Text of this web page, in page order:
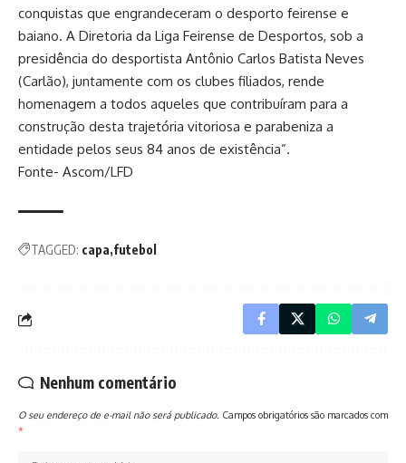
conquistas que engrandeceram o desporto feirense e
baiano. A Diretoria da Liga Feirense de Desportos, sob a
presidência do desportista Antônio Carlos Batista Neves
(Carlão), juntamente com os clubes filiados, rende
homenagem a todos aqueles que contribuíram para a
construção desta trajetória vitoriosa e parabeniza a
entidade pelos seus 84 anos de existência”.
Fonte- Ascom/LFD
TAGGED: capa futebol
Nenhum comentário
O seu endereço de e-mail não será publicado. Campos obrigatórios são marcados com
*